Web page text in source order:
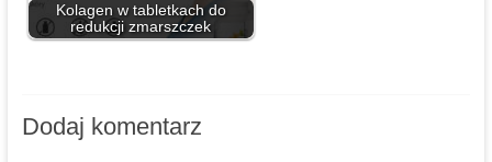
Kolagen w tabletkach do
redukcji zmarszczek
Dodaj komentarz